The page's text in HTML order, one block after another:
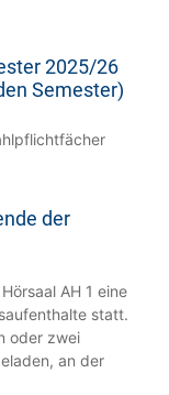
2025/26
Semester)
der
AH 1 eine
statt.
oder zwei
an der